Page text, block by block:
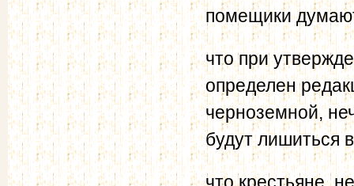
помещики
что при
определен
черноземной,
будут лишиться
что крестьяне,